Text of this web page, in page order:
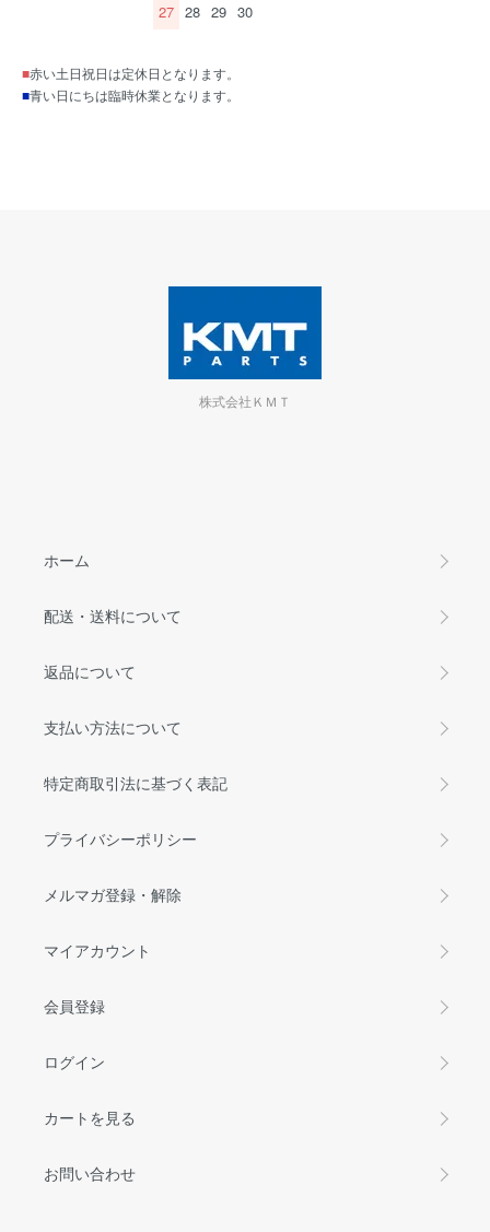
27 28 29 30
■赤い土日祝日は定休日となります。
■青い日にちは臨時休業となります。
株式会社ＫＭＴ
ホーム
配送・送料について
返品について
支払い方法について
特定商取引法に基づく表記
プライバシーポリシー
メルマガ登録・解除
マイアカウント
会員登録
ログイン
カートを見る
お問い合わせ